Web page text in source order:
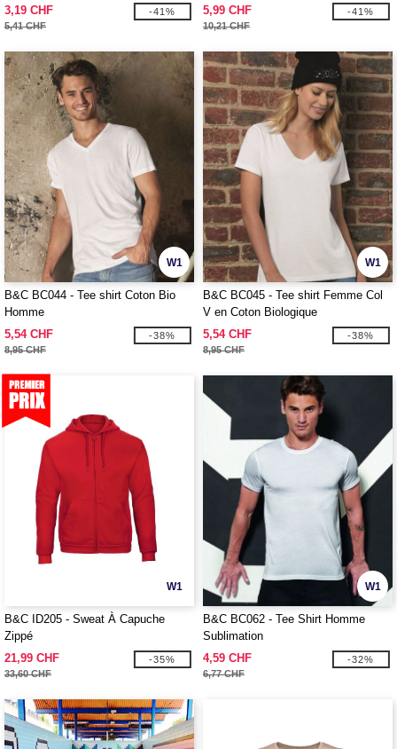
3,19 CHF
5,41 CHF
-41%
5,99 CHF
10,21 CHF
-41%
W1
B&C BC044 - Tee shirt Coton Bio
Homme
5,54 CHF
8,95 CHF
-38%
W1
B&C BC045 - Tee shirt Femme Col
V en Coton Biologique
5,54 CHF
8,95 CHF
-38%
W1
B&C ID205 - Sweat À Capuche
Zippé
21,99 CHF
33,60 CHF
-35%
W1
B&C BC062 - Tee Shirt Homme
Sublimation
4,59 CHF
6,77 CHF
-32%